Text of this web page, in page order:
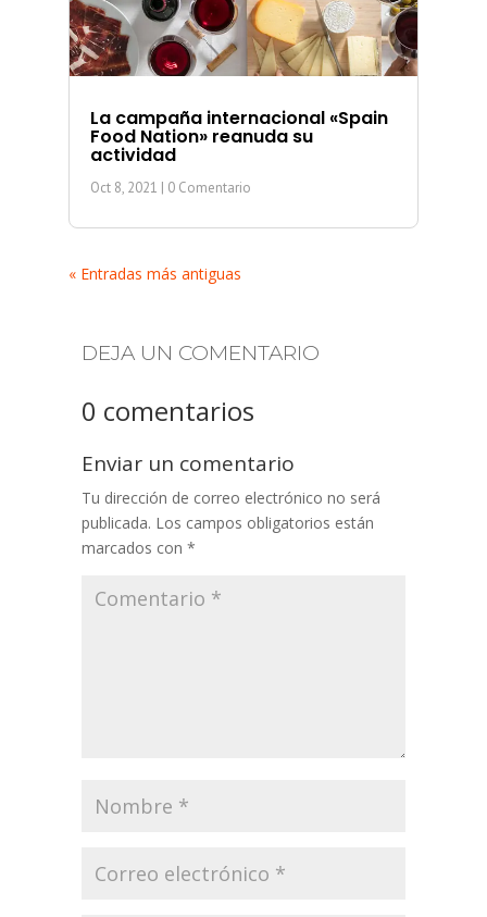
La campaña internacional «Spain
Food Nation» reanuda su
actividad
Oct 8, 2021 | 0 Comentario
« Entradas más antiguas
DEJA UN COMENTARIO
0 comentarios
Enviar un comentario
Tu dirección de correo electrónico no será
publicada. Los campos obligatorios están
marcados con *